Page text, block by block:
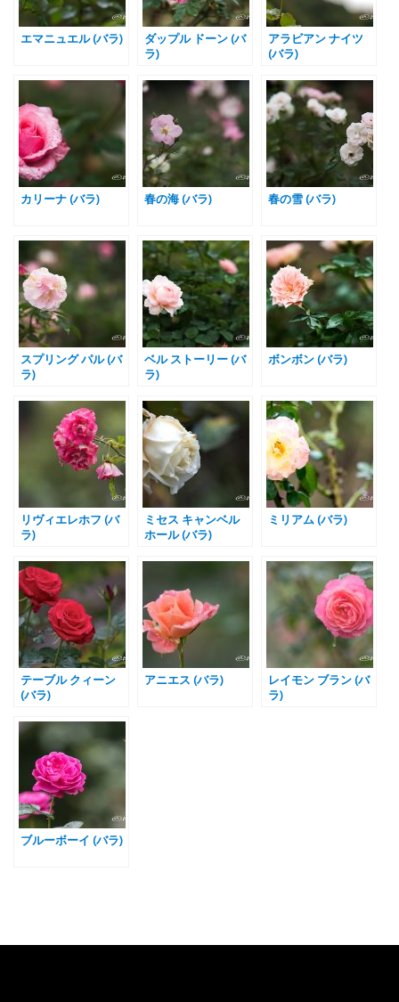
エマニュエル (バラ)
ダップル ドーン (バ
ラ)
アラビアン ナイツ
(バラ)
カリーナ (バラ) 春の海 (バラ) 春の雪 (バラ)
スプリング パル (バ
ラ)
ベル ストーリー (バ
ラ)
ボンボン (バラ)
リヴィエレホフ (バ
ラ)
ミセス キャンベル
ホール (バラ)
ミリアム (バラ)
テーブル クィーン
(バラ)
アニエス (バラ)
レイモン ブラン (バ
ラ)
ブルーボーイ (バラ)